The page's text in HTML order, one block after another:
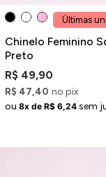
Últimas
Chinelo Feminino
Preto
R$ 49,90
R$ 47,40 no pix
ou 8x de R$ 6,24 sem